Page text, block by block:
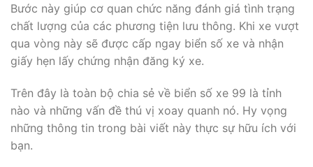
Bước này giúp cơ quan chức năng đánh giá tình trạng
chất lượng của các phương tiện lưu thông. Khi xe vượt
qua vòng này sẽ được cấp ngay biển số xe và nhận
giấy hẹn lấy chứng nhận đăng ký xe.
Trên đây là toàn bộ chia sẻ về biển số xe 99 là tỉnh
nào và những vấn đề thú vị xoay quanh nó. Hy vọng
những thông tin trong bài viết này thực sự hữu ích với
bạn.